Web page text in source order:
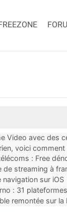
Video avec des
voici
: Free
streaming à
navigation sur iOS
: 31
remontée sur